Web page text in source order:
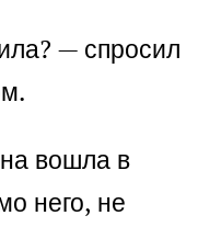
— спросил
вошла в
него, не